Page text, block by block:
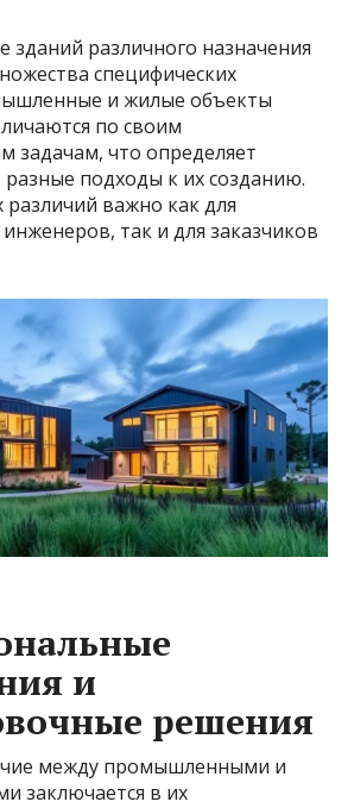
зданий различного назначения
специфических
и жилые объекты
по своим
задачам, что определяет
подходы к их созданию.
важно как для
так и для заказчиков
и
решения
между промышленными и
заключается в их